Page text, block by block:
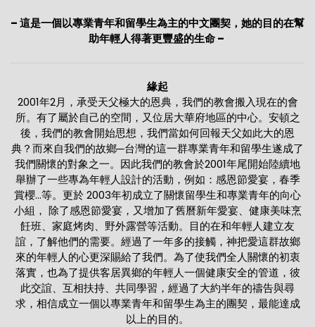
– 這是一個以專業青年和留學生為主的中文團契，她的目的在幫
助年輕人得著更豐盛的生命 –
緣起
2001年2月，承受天父極大的恩典，我們的教會搬入現在的會
所。有了屬於自己的空間，又位居大華府地區的中心。安頓之
後，我們的教會開始思想，我們當如何回報天父如此大的恩
典？而來自我們的故鄉─台灣的這一群專業青年和留學生遂成了
我們關懷的對象之一。因此我們的教會於2001年尾開始陸續地
舉辦了一些專為年輕人設計的活動，例如：感恩節愛宴，春季
賞櫻…等。更於 2003年初成立了關懷留學生和專業青年的向心
小組， 除了感恩節愛宴，又增加了舊曆新年愛宴、健康美味烹
飪班、家庭烤肉、野外露營等活動。目的在和年輕人建立友
誼，了解他們的需要。經過了一年多的接觸，神把愛這群故鄉
來的年輕人的心更深賜給了我們。為了使我們全人關懷的初衷
落實，也為了提供客居異鄉的年輕人一個健康安全的管道，彼
此交誼、互相扶持、共同學習，經過了大約半年的禱告與尋
求，相信成立一個以專業青年和留學生為主的團契，最能達成
以上的目的。